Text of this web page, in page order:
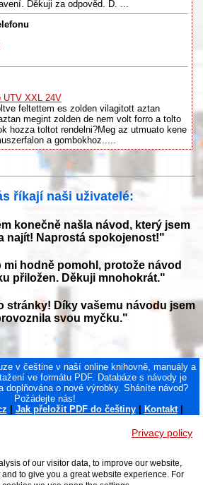
Děkuji za odpověd. D. ...
UTV XXL 24V
feltettem es zolden vilagitott aztan
megint zolden de nem volt forro a tolto
hozza toltot rendelni?Meg az utmuato kene
a gombokhoz.....
říkají naši uživatelé:
konečně našla návod, který jsem
najít! Naprostá spokojenost!"
mi hodně pomohl, protože návod
přiložen. Děkuji mnohokrát."
stránky! Díky vašemu návodu jsem
svou myčku."
v češtine v naší online knihovně, manuály a
ve formátu PDF. Databáze s návody je
doplňována o nové výrobky. Sháníte návod?
Požádejte nás!
Jak přeložit PDF do češtiny| Kontakt
Privacy policy
of our visitor data, to improve our website,
to give you a great website experience. For